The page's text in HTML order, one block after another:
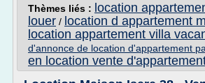
Thèmes liés : location
louer / location d appartement
location appartement villa
d'annonce de location d'appartement
en location vente